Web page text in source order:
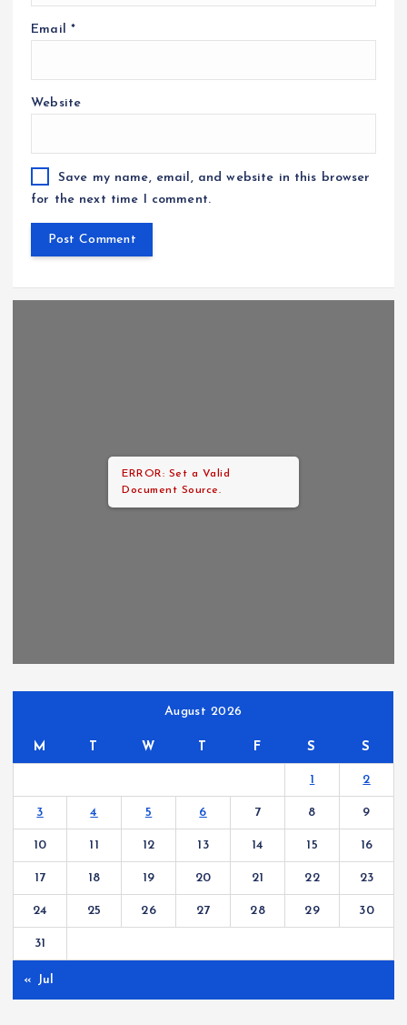
Email *
Website
Save my name, email, and website in this browser
for the next time I comment.
ERROR: Set a Valid
Document Source.
August 2026
M T W T F S S
1 2
3 4 5 6 7 8 9
10 11 12 13 14 15 16
17 18 19 20 21 22 23
24 25 26 27 28 29 30
31
« Jul